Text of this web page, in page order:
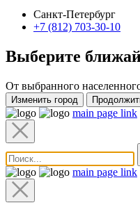
Санкт-Петербург
+7 (812) 703-30-10
Выберите
От выбранного
Изменить город
main page link
main page link